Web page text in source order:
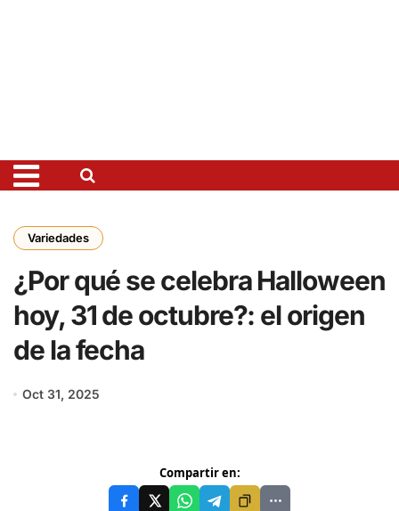
Variedades
¿Por qué se celebra Halloween
hoy, 31 de octubre?: el origen
de la fecha
Oct 31, 2025
Compartir en: